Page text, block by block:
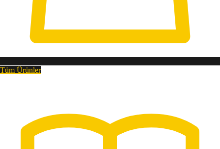
Tüm Ürünler